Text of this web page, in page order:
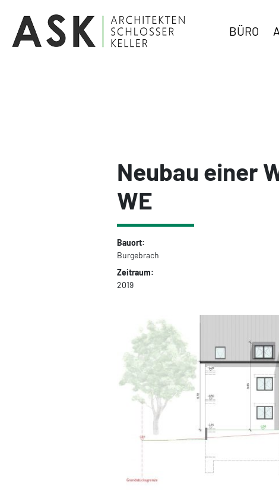
BÜRO
Neubau einer
WE
Bauort:
Burgebrach
Zeitraum:
2019